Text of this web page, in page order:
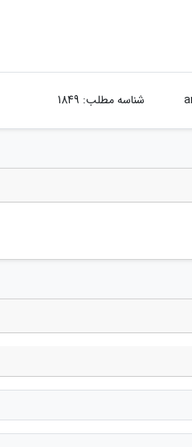
شناسه مطلب: 1849